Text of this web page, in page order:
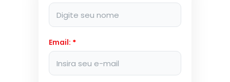
Email: *